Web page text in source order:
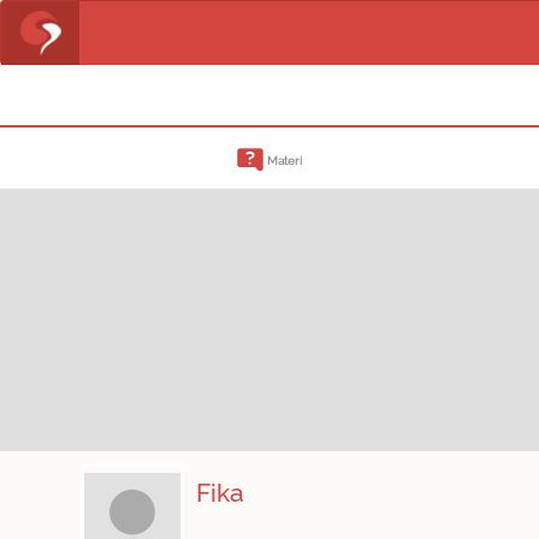
Materi
Fika